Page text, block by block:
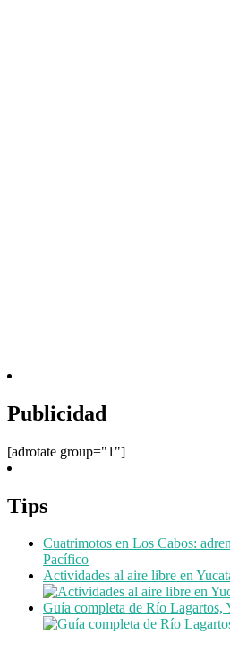
Publicidad
[adrotate group="1"]
Tips
Cuatrimotos en Los Cabos:
Pacífico
Actividades al aire libre en
Guía completa de Río Lagartos,